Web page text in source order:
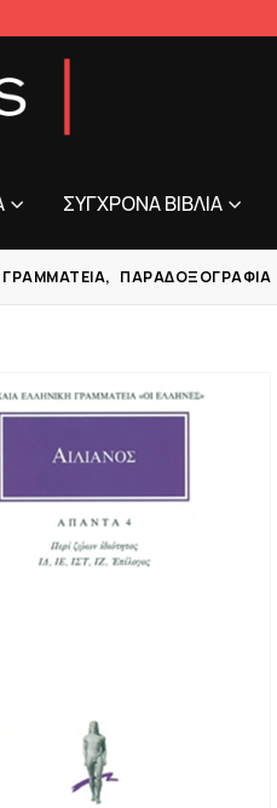
ΣΎΓΧΡΟΝΑ ΒΙΒΛΊΑ
ΓΡΑΜΜΑΤΕΊΑ, ΠΑΡΑΔΟΞΟΓΡΑΦΊΑ